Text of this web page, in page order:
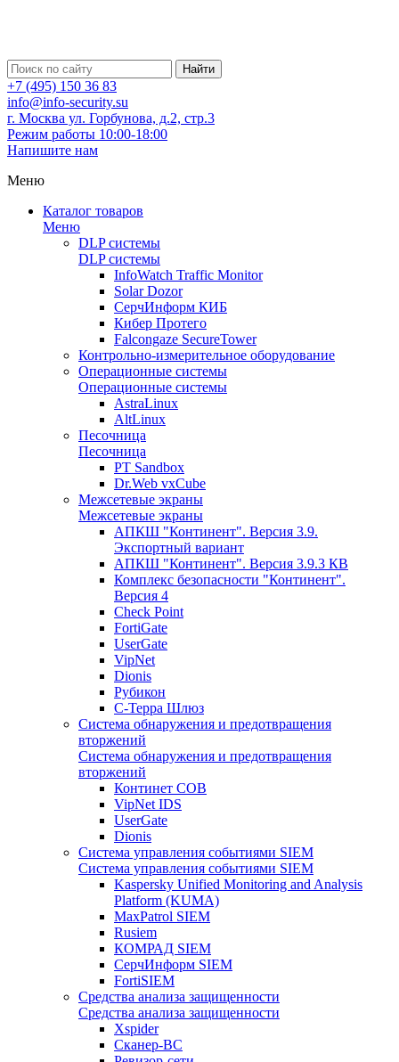
Найти
+7 (495) 150 36 83
info@info-security.su
г. Москва ул. Горбунова, д.2, стр.3
Режим работы 10:00-18:00
Напишите нам
Меню
Каталог товаров
Меню
DLP системы
DLP системы
InfoWatch Traffic Monitor
Solar Dozor
СерчИнформ КИБ
Кибер Протего
Falcongaze SecureTower
Контрольно-измерительное оборудование
Операционные системы
Операционные системы
AstraLinux
AltLinux
Песочница
Песочница
PT Sandbox
Dr.Web vxCube
Межсетевые экраны
Межсетевые экраны
АПКШ "Континент". Версия 3.9.
Экспортный вариант
АПКШ "Континент". Версия 3.9.3 КВ
Комплекс безопасности "Континент".
Версия 4
Check Point
FortiGate
UserGate
VipNet
Dionis
Рубикон
С-Терра Шлюз
Система обнаружения и предотвращения
вторжений
Система обнаружения и предотвращения
вторжений
Континет СОВ
VipNet IDS
UserGate
Dionis
Система управления событиями SIEM
Система управления событиями SIEM
Kaspersky Unified Monitoring and Analysis
Platform (KUMA)
MaxPatrol SIEM
Rusiem
КОМРАД SIEM
СерчИнформ SIEM
FortiSIEM
Средства анализа защищенности
Средства анализа защищенности
Xspider
Сканер-ВС